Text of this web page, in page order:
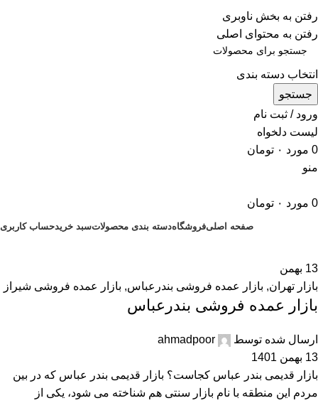
رفتن به بخش ناوبری
رفتن به محتوای اصلی
ADD ANYTHING HERE OR JUST REMOVE IT…
انتخاب دسته بندی
جستجو
ورود / ثبت نام
لیست دلخواه
0 مورد ۰ تومان
منو
0 مورد ۰ تومان
صفحه اصلیفروشگاهدسته بندی محصولاتسبد خریدحساب کاربری
13 بهمن
بازار تهران, بازار عمده فروشی بندرعباس, بازار عمده فروشی شیراز
بازار عمده فروشی بندرعباس
ارسال شده توسط
ahmadpoor
13 بهمن 1401
بازار قدیمی بندر عباس کجاست؟ بازار قدیمی بندر عباس که در بین
مردم این منطقه با نام بازار سنتی هم شناخته می شود، یکی از